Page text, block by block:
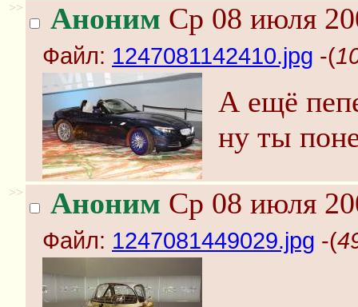
>> Аноним Ср 08 июля
Файл: 1247081142410.jpg -(
А ещё
ну ты
>> Аноним Ср 08 июля
Файл: 1247081449029.jpg -(